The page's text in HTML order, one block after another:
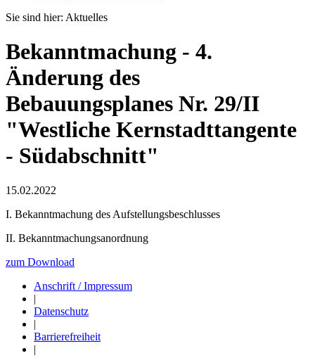
Sie sind hier: Aktuelles
Bekanntmachung - 4.
Änderung des
Bebauungsplanes Nr. 29/II
"Westliche Kernstadttangente
- Südabschnitt"
15.02.2022
I. Bekanntmachung des Aufstellungsbeschlusses
II. Bekanntmachungsanordnung
zum Download
Anschrift / Impressum
|
Datenschutz
|
Barrierefreiheit
|